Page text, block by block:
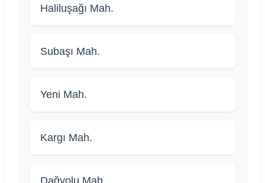
Haliluşağı Mah.
Subaşı Mah.
Yeni Mah.
Kargı Mah.
Dağyolu Mah.